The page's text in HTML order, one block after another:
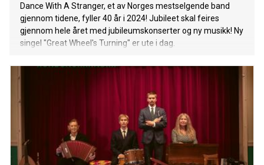
Dance With A Stranger, et av Norges mestselgende band
gjennom tidene, fyller 40 år i 2024! Jubileet skal feires
gjennom hele året med jubileumskonserter og ny musikk! Ny
singel "Great Wheel's Turning" er ute i dag.